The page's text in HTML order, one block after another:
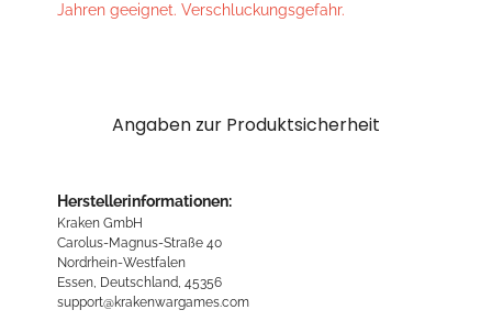
Jahren geeignet. Verschluckungsgefahr.
Angaben zur Produktsicherheit
Herstellerinformationen:
Kraken GmbH
Carolus-Magnus-Straße 40
Nordrhein-Westfalen
Essen, Deutschland, 45356
support@krakenwargames.com